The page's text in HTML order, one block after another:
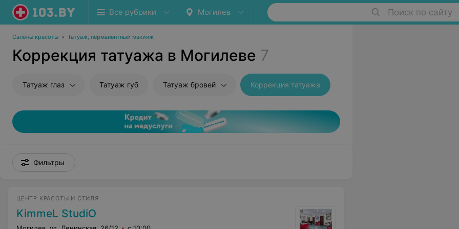
Все рубрики Могилев Поиск по сайту
Салоны красоты • Татуаж, перманентный макияж
Коррекция татуажа в Могилеве 7
Татуаж глаз Татуаж губ Татуаж бровей Коррекция татуажа
Фильтры
ЦЕНТР КРАСОТЫ И СТИЛЯ
KimmeL StudiO